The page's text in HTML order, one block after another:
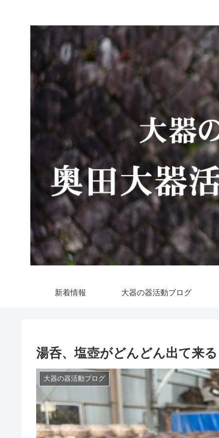
新着情報 大器の器活動ブログ
湯呑、塩壺がどんどん出て来る
大器の器活動ブログ